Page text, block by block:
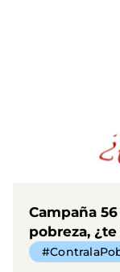
Campaña
pobreza,